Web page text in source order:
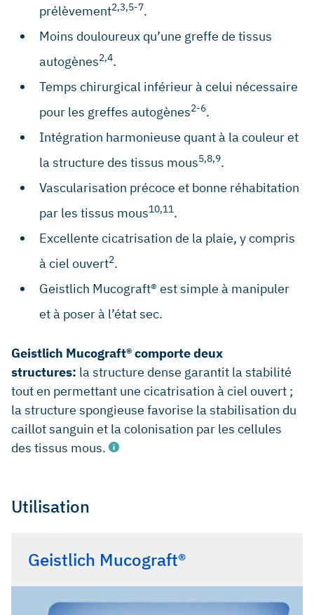
prélèvement2,3,5-7.
Moins douloureux qu’une greffe de tissus
autogènes2,4.
Temps chirurgical inférieur à celui nécessaire
pour les greffes autogènes2-6.
Intégration harmonieuse quant à la couleur et
la structure des tissus mous5,8,9.
Vascularisation précoce et bonne réhabitation
par les tissus mous10,11.
Excellente cicatrisation de la plaie, y compris
à ciel ouvert2.
Geistlich Mucograft® est simple à manipuler
et à poser à l’état sec.
Geistlich Mucograft® comporte deux
structures: la structure dense garantit la stabilité
tout en permettant une cicatrisation à ciel ouvert ;
la structure spongieuse favorise la stabilisation du
caillot sanguin et la colonisation par les cellules
des tissus mous.
Sanz M, et al.: J Clin Periodontol 2009; 36(10): 868-76.
(clinical study)
Konter U, et al.: Deutsche Zahnärztliche Zeitschrift 2010;
Utilisation
Geistlich Mucograft®